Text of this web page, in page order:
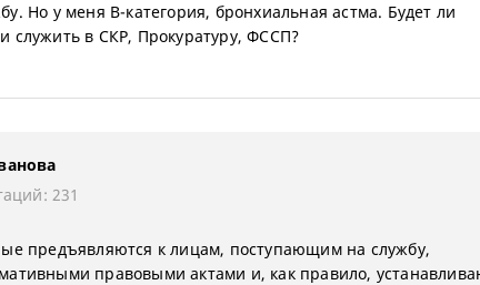
Но у меня В-категория, бронхиальная астма. Будет ли
служить в СКР, Прокуратуру, ФССП?
231
предъявляются к лицам, поступающим на службу,
правовыми актами и, как правило,